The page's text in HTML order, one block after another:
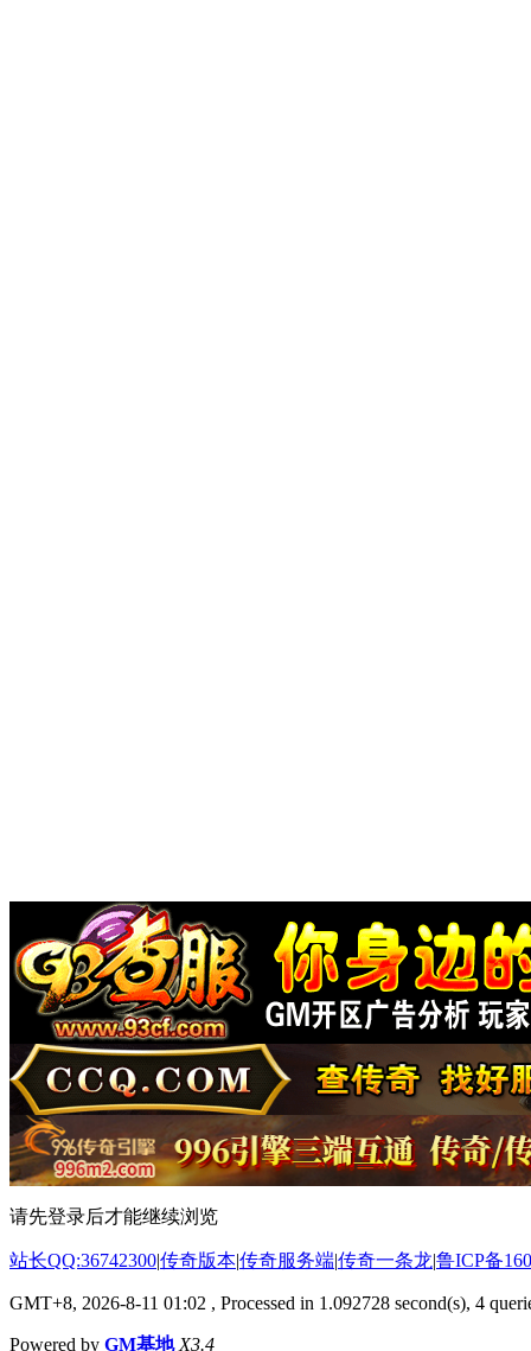
请先登录后才能继续浏览
站长QQ:36742300|传奇版本|传奇服务端|传奇一条龙|鲁ICP备
GMT+8, 2026-8-11 01:02 , Processed in 1.092728 second(s), 4
Powered by GM基地 X3.4